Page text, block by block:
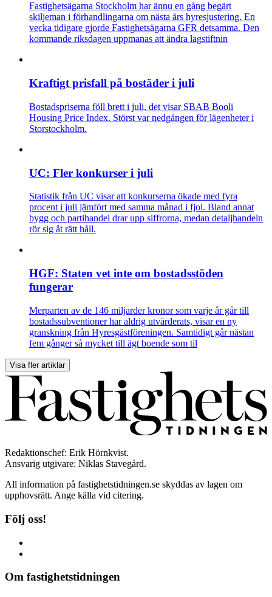
Fastighetsägarna Stockholm har ännu en gång begärt
skiljeman i förhandlingarna om nästa års hyresjustering. En
vecka tidigare gjorde Fastighetsägarna GFR detsamma. Den
kommande riksdagen uppmanas att ändra lagstiftnin
Kraftigt prisfall på bostäder i juli
Bostadspriserna föll brett i juli, det visar SBAB Booli
Housing Price Index. Störst var nedgången för lägenheter i
Storstockholm.
UC: Fler konkurser i juli
Statistik från UC visar att konkurserna ökade med fyra
procent i juli jämfört med samma månad i fjol. Bland annat
bygg och partihandel drar upp siffrorna, medan detaljhandeln
rör sig åt rätt håll.
HGF: Staten vet inte om bostadsstöden
fungerar
Merparten av de 146 miljarder kronor som varje år går till
bostadssubventioner har aldrig utvärderats, visar en ny
granskning från Hyresgästföreningen. Samtidigt går nästan
fem gånger så mycket till ägt boende som til
Visa fler artiklar
Redaktionschef: Erik Hörnkvist.
Ansvarig utgivare: Niklas Stavegård.
All information på fastighetstidningen.se skyddas av lagen om
upphovsrätt. Ange källa vid citering.
Följ oss!
Om fastighetstidningen